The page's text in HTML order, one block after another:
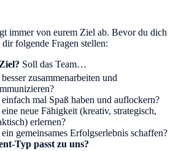
immer von eurem Ziel ab. Bevor du dich
folgende Fragen stellen:
Soll das Team…
zusammenarbeiten und
mal Spaß haben und auflockern?
neue Fähigkeit (kreativ, strategisch,
erlernen?
gemeinsames Erfolgserlebnis schaffen?
Typ passt zu uns?